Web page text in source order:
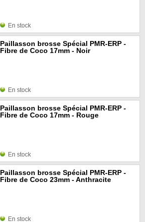
En stock
Paillasson brosse Spécial PMR-ERP -
Fibre de Coco 17mm - Noir
En stock
Paillasson brosse Spécial PMR-ERP -
Fibre de Coco 17mm - Rouge
En stock
Paillasson brosse Spécial PMR-ERP -
Fibre de Coco 23mm - Anthracite
En stock